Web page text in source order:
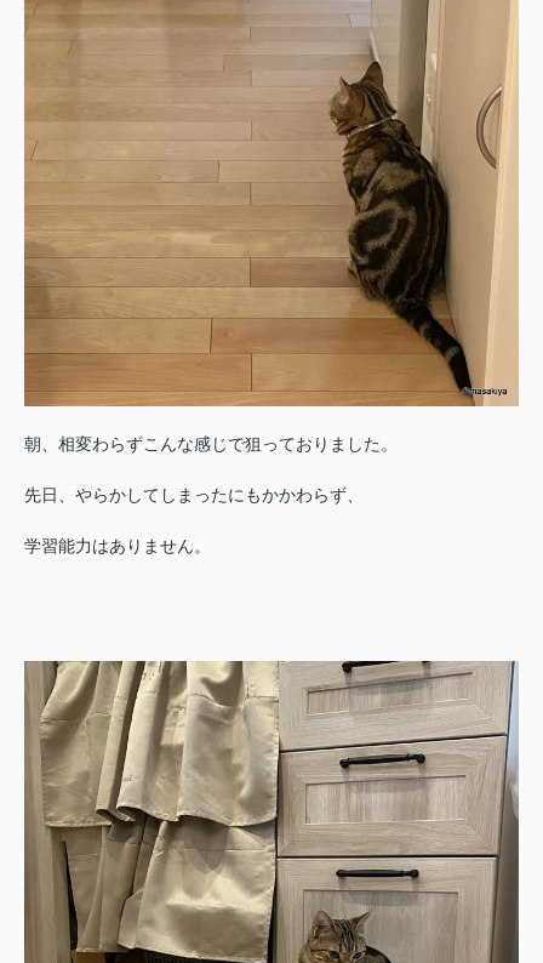
朝、相変わらずこんな感じで狙っておりました。
先日、やらかしてしまったにもかかわらず、
学習能力はありません。